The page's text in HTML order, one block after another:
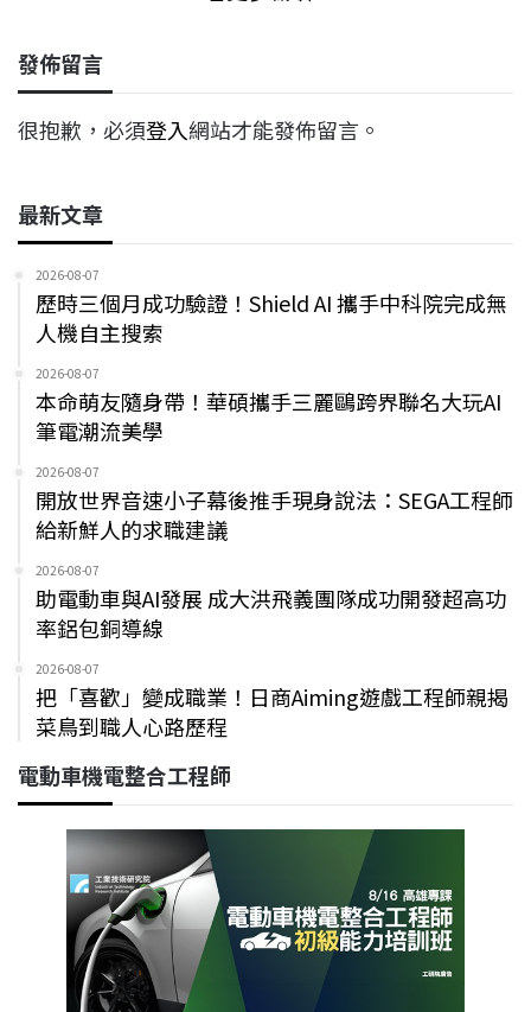
發佈留言
很抱歉，必須登入網站才能發佈留言。
最新文章
2026-08-07
歷時三個月成功驗證！Shield AI 攜手中科院完成無
人機自主搜索
2026-08-07
本命萌友隨身帶！華碩攜手三麗鷗跨界聯名大玩AI
筆電潮流美學
2026-08-07
開放世界音速小子幕後推手現身說法：SEGA工程師
給新鮮人的求職建議
2026-08-07
助電動車與AI發展 成大洪飛義團隊成功開發超高功
率鋁包銅導線
2026-08-07
把「喜歡」變成職業！日商Aiming遊戲工程師親揭
菜鳥到職人心路歷程
電動車機電整合工程師